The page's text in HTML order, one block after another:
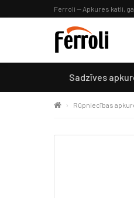
Ferroli — Apkures katli,
Sadzīves
Rūpniecības